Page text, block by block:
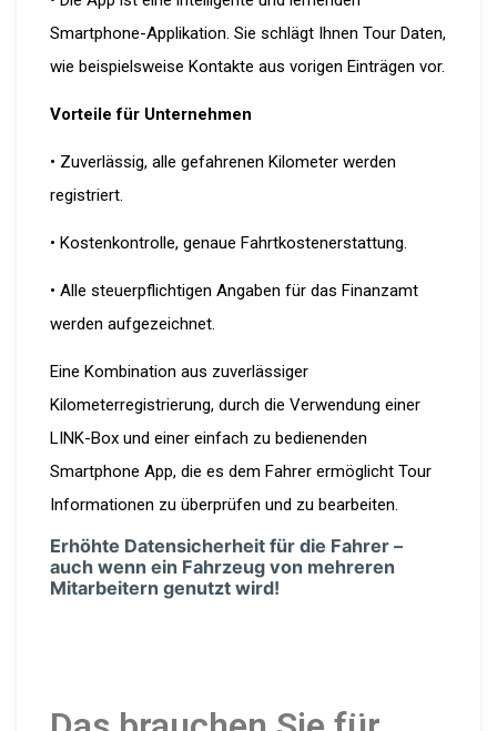
Smartphone-Applikation. Sie schlägt Ihnen Tour Daten,
wie beispielsweise Kontakte aus vorigen Einträgen vor.
Vorteile für Unternehmen
• Zuverlässig, alle gefahrenen Kilometer werden
registriert.
• Kostenkontrolle, genaue Fahrtkostenerstattung.
• Alle steuerpflichtigen Angaben für das Finanzamt
werden aufgezeichnet.
Eine Kombination aus zuverlässiger
Kilometerregistrierung, durch die Verwendung einer
LINK-Box und einer einfach zu bedienenden
Smartphone App, die es dem Fahrer ermöglicht Tour
Informationen zu überprüfen und zu bearbeiten.
Erhöhte Daten­si­cherheit für die Fahrer –
auch wenn ein Fahrzeug von mehreren
Mitar­beitern genutzt wird!